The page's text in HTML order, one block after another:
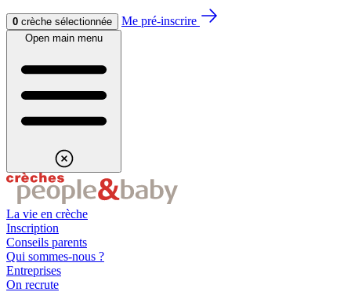
Aller au contenuAller au footer
0 crèche sélectionnée Me pré-inscrire
Open main menu
La vie en crèche
Inscription
Conseils parents
Qui sommes-nous ?
Entreprises
On recrute